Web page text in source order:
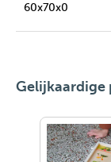
60x70x0
Gelijkaardige